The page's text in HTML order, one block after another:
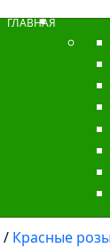
ГЛАВНАЯ
/ Красные розы